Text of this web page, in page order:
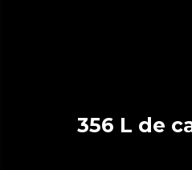
356 L de